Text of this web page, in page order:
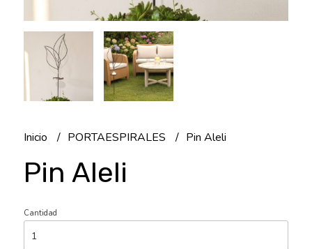
Inicio PORTAESPIRALES Pin Aleli
Pin Aleli
Cantidad